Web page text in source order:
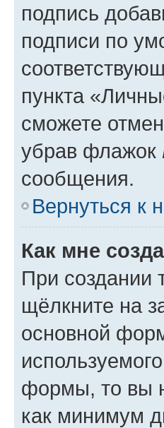
подпись
подписи по
пункта
сможете
убрав флажок
сообщения.
Вернуться к
Как мне
При создании
щёлкните на
основной
формы, то вы
как минимум